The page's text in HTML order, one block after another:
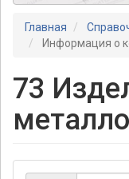
Главная
Информация о
73